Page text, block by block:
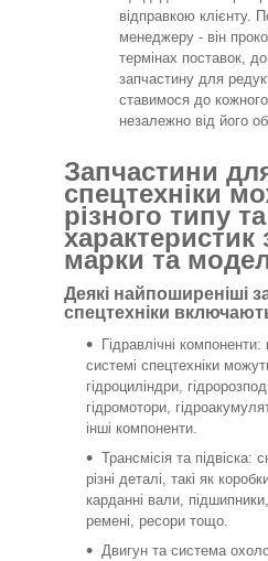
відправкою клієнту.
менеджеру - він
термінах поставок,
запчастину для
ставимося до
незалежно від його
Запчастини
спецтехніки
різного типу та
характеристик
марки та
Деякі найпоширеніші
спецтехніки
Гідравлічні компоненти:
системі спецтехніки
гідроциліндри,
гідромотори,
інші компоненти.
Трансмісія та
різні деталі, такі як
карданні вали,
ремені, ресори тощо.
Двигун та система